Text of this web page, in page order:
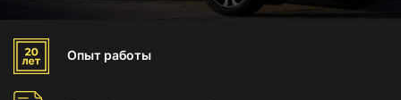
Опыт работы